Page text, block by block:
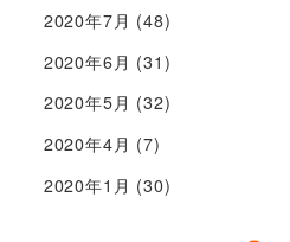
2020年7月 (48)
2020年6月 (31)
2020年5月 (32)
2020年4月 (7)
2020年1月 (30)